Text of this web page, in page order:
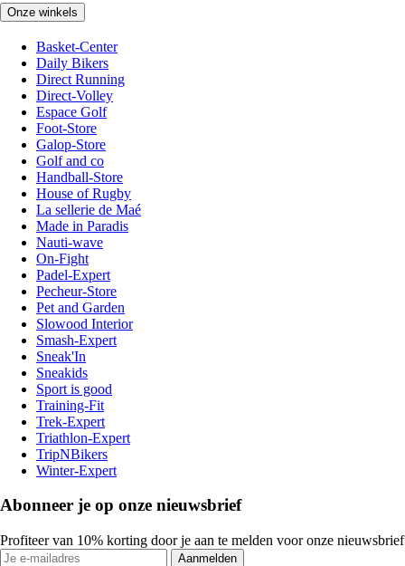
Onze winkels
Basket-Center
Daily Bikers
Direct Running
Direct-Volley
Espace Golf
Foot-Store
Galop-Store
Golf and co
Handball-Store
House of Rugby
La sellerie de Maé
Made in Paradis
Nauti-wave
On-Fight
Padel-Expert
Pecheur-Store
Pet and Garden
Slowood Interior
Smash-Expert
Sneak'In
Sneakids
Sport is good
Training-Fit
Trek-Expert
Triathlon-Expert
TripNBikers
Winter-Expert
Abonneer je op onze nieuwsbrief
Profiteer van 10% korting door je aan te melden voor onze nieuwsbrief
Aanmelden